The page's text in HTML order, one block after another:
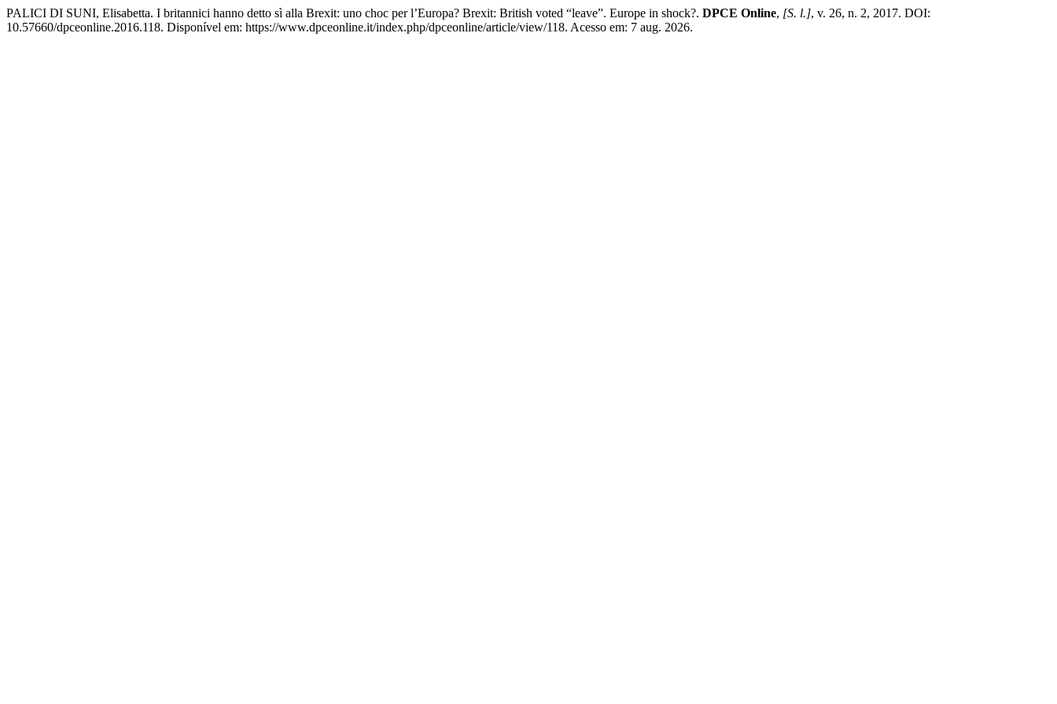
PALICI DI SUNI, Elisabetta. I britannici hanno detto sì alla Brexit: uno choc per l’Europa? Brexit: British voted “leave”. Europe in shock?. DPCE Online, [S. l.], v. 26, n. 2, 2017. DOI:
10.57660/dpceonline.2016.118. Disponível em: https://www.dpceonline.it/index.php/dpceonline/article/view/118. Acesso em: 7 aug. 2026.